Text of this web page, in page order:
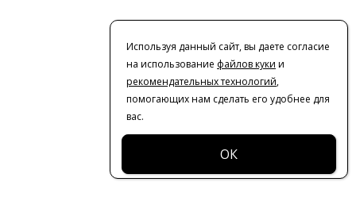
Используя данный сайт, вы даете согласие
на использование файлов куки и
рекомендательных технологий,
помогающих нам сделать его удобнее для
вас.